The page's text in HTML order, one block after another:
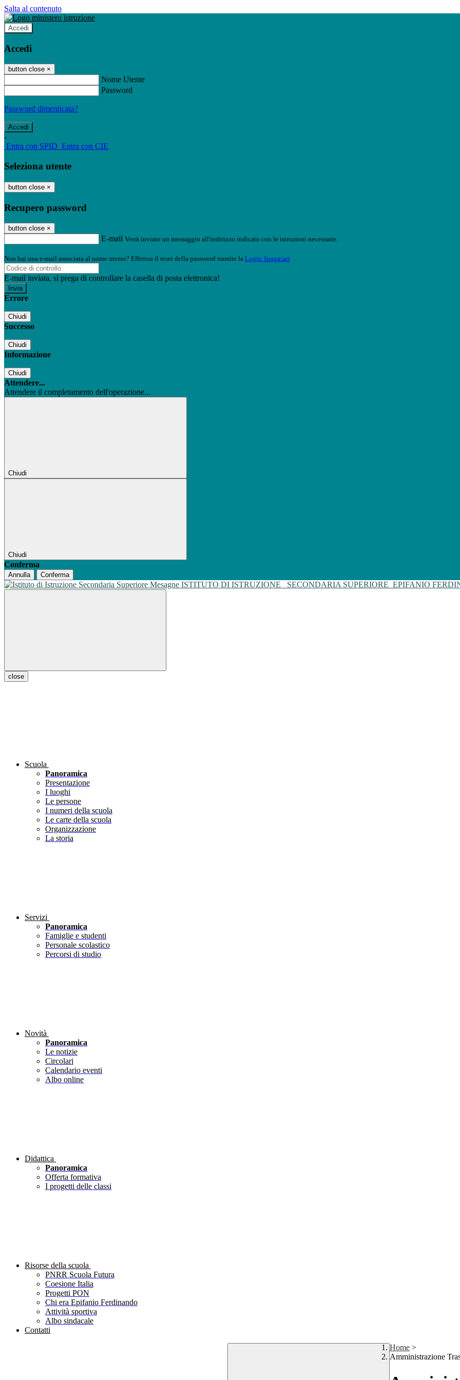
Salta al contenuto
Accedi
Accedi
button close ×
Nome Utente
Password
Password dimenticata?
-
Entra con SPID Entra con CIE
Seleziona utente
button close ×
Recupero password
button close ×
E-mail Verrà inviato un messaggio all'indirizzo indicato con le istruzioni necessarie.
Non hai una e-mail associata al nome utente? Effettua il reset della password tramite la Login Spaggiari
E-mail inviata, si prega di controllare la casella di posta elettronica!
Errore
Chiudi
Successo
Chiudi
Informazione
Chiudi
Attendere...
Attendere il completamento dell'operazione...
Chiudi
Chiudi
Conferma
Annulla Conferma
ISTITUTO DI ISTRUZIONE SECONDARIA SUPERIORE EPIFANIO
close
Scuola
Panoramica
Presentazione
I luoghi
Le persone
I numeri della scuola
Le carte della scuola
Organizzazione
La storia
Servizi
Panoramica
Famiglie e studenti
Personale scolastico
Percorsi di studio
Novità
Panoramica
Le notizie
Circolari
Calendario eventi
Albo online
Didattica
Panoramica
Offerta formativa
I progetti delle classi
Risorse della scuola
PNRR Scuola Futura
Coesione Italia
Progetti PON
Chi era Epifanio Ferdinando
Attività sportiva
Albo sindacale
Contatti
Home >
Amministrazione